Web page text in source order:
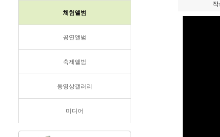
체험앨범
공연앨범
축제앨범
동영상갤러리
미디어
작